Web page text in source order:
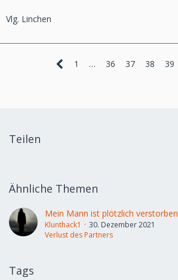
Vlg. Linchen
1 … 36 37 38 39
Teilen
Ähnliche Themen
Mein Mann ist plötzlich verstorben
Klunthack1
30. Dezember 2021
Verlust des Partners
Tags